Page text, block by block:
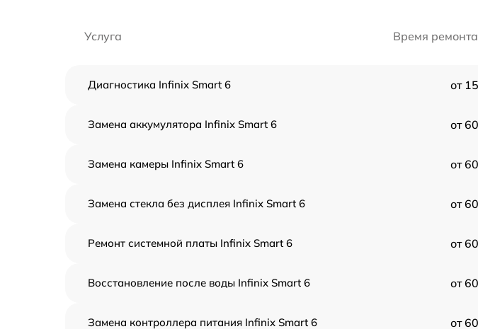
Услуга Время ремонта
Диагностика Infinix Smart 6 от
Замена аккумулятора Infinix Smart 6 от
Замена камеры Infinix Smart 6 от
Замена стекла без дисплея Infinix Smart 6 от
Ремонт системной платы Infinix Smart 6 от
Восстановление после воды Infinix Smart 6 от
Замена контроллера питания Infinix Smart 6 от